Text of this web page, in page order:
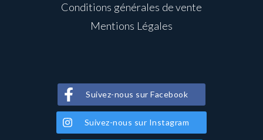
Conditions générales de vente
Mentions Légales
Suivez-nous sur Facebook
Suivez-nous sur Instagram